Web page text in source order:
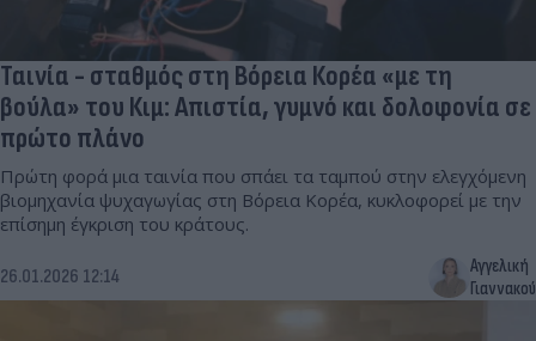
Ταινία - σταθμός στη Βόρεια Κορέα «με τη
βούλα» του Κιμ: Απιστία, γυμνό και δολοφονία σε
πρώτο πλάνο
Πρώτη φορά μια ταινία που σπάει τα ταμπού στην ελεγχόμενη
βιομηχανία ψυχαγωγίας στη Βόρεια Κορέα, κυκλοφορεί με την
επίσημη έγκριση του κράτους.
26.01.2026 12:14
Αγγελική
Γιαννακού